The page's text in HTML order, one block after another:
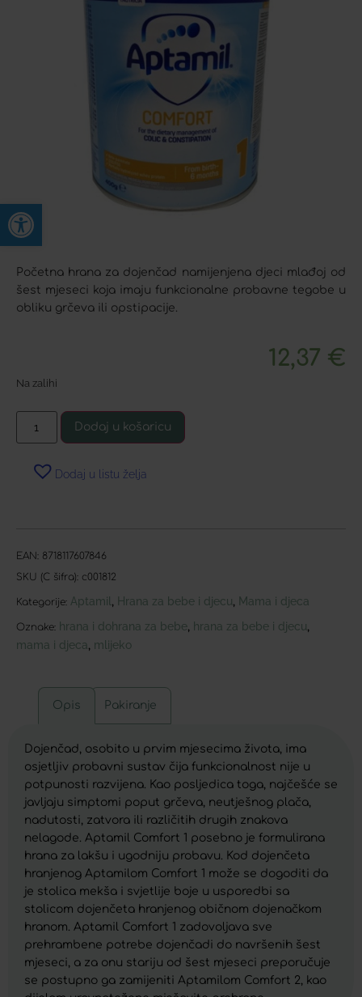
Open toolbar
Početna hrana za dojenčad namijenjena djeci mlađoj od
šest mjeseci koja imaju funkcionalne probavne tegobe u
obliku grčeva ili opstipacije.
12,37 €
Na zalihi
Dodaj u košaricu
Dodaj u listu želja
EAN: 8718117607846
SKU (C šifra): c001812
Kategorije: Aptamil Hrana za bebe i djecu Mama i djeca
Oznake: hrana i dohrana za bebe hrana za bebe i djecu
mama i djeca mlijeko
Opis Pakiranje
Dojenčad, osobito u prvim mjesecima života, ima
osjetljiv probavni sustav čija funkcionalnost nije u
potpunosti razvijena. Kao posljedica toga, najčešće se
javljaju simptomi poput grčeva, neutješnog plača,
nadutosti, zatvora ili različitih drugih znakova
nelagode. Aptamil Comfort 1 posebno je formulirana
hrana za lakšu i ugodniju probavu. Kod dojenčeta
hranjenog Aptamilom Comfort 1 može se dogoditi da
je stolica mekša i svjetlije boje u usporedbi sa
stolicom dojenčeta hranjenog običnom dojenačkom
hranom. Aptamil Comfort 1 zadovoljava sve
prehrambene potrebe dojenčadi do navršenih šest
mjeseci, a za onu stariju od šest mjeseci preporučuje
se postupno ga zamijeniti Aptamilom Comfort 2, kao